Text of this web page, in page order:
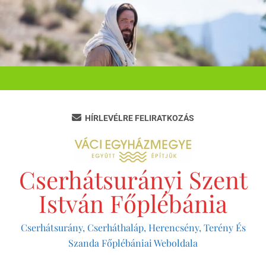
Ugrás
tartalomra
Cserhátsurányi Szent
István Főplébánia
Cserhátsurány, Cserháthaláp, Herencsény, Terény És
Szanda Főplébániai Weboldala
HÍRLEVÉLRE FELIRATKOZÁS